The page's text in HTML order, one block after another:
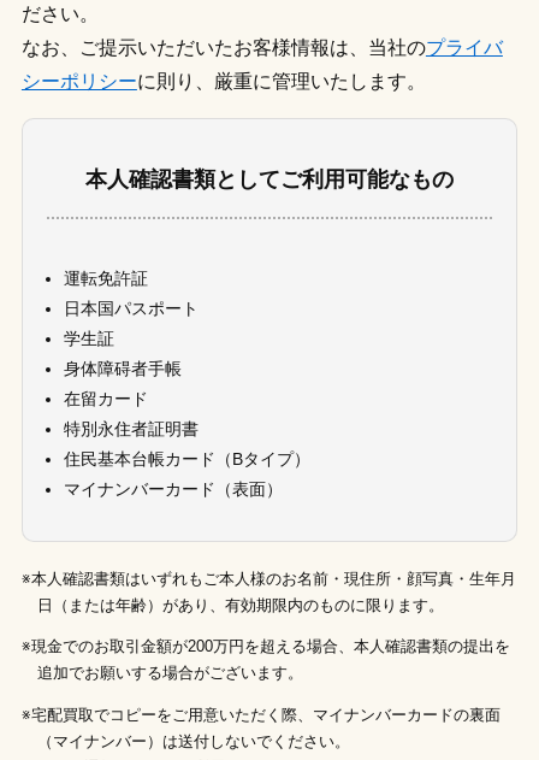
ださい。
なお、ご提示いただいたお客様情報は、当社のプライバ
シーポリシーに則り、厳重に管理いたします。
本人確認書類としてご利用可能なもの
運転免許証
日本国パスポート
学生証
身体障碍者手帳
在留カード
特別永住者証明書
住民基本台帳カード（Bタイプ）
マイナンバーカード（表面）
※本人確認書類はいずれもご本人様のお名前・現住所・顔写真・生年月
日（または年齢）があり、有効期限内のものに限ります。
※現金でのお取引金額が200万円を超える場合、本人確認書類の提出を
追加でお願いする場合がございます。
※宅配買取でコピーをご用意いただく際、マイナンバーカードの裏面
（マイナンバー）は送付しないでください。